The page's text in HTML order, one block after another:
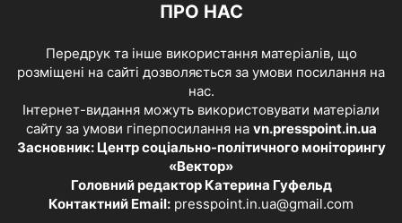
ПРО НАС
Передрук та інше використання матеріалів, що
розміщені на сайті дозволяється за умови посилання на
нас.
Інтернет-видання можуть використовувати матеріали
сайту за умови гіперпосилання на vn.presspoint.in.ua
Засновник: Центр соціально-політичного моніторингу
«Вектор»
Головний редактор Катерина Гуфельд
Контактний Email: presspoint.in.ua@gmail.com